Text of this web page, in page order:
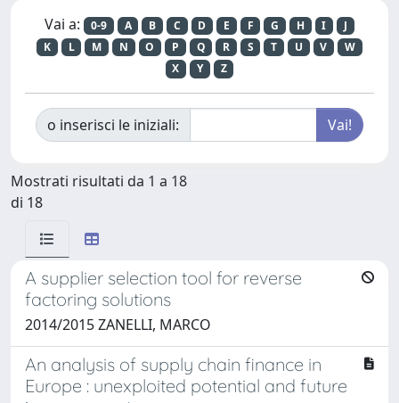
Vai a: 0-9 A B C D E F G H I
J
K
L M N O P Q R S T U V
W
X
Y Z
o inserisci le iniziali:
Mostrati risultati da 1 a 18
di 18
A supplier selection tool for reverse
factoring solutions
2014/2015 ZANELLI, MARCO
An analysis of supply chain finance in
Europe : unexploited potential and future